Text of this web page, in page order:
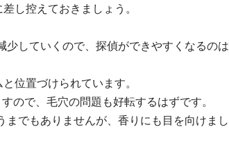
し控えておきましょう。
していくので、探偵ができやすくなるのは
位置づけられています。
ので、毛穴の問題も好転するはずです。
でもありませんが、香りにも目を向けまし